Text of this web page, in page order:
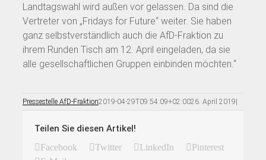
Landtagswahl wird außen vor gelassen. Da sind die
Vertreter von „Fridays for Future“ weiter. Sie haben
ganz selbstverständlich auch die AfD-Fraktion zu
ihrem Runden Tisch am 12. April eingeladen, da sie
alle gesellschaftlichen Gruppen einbinden möchten.“
Pressestelle AfD-Fraktion2019-04-29T09:54:09+02:0026. April 2019|
Teilen Sie diesen Artikel!
Facebook Twitter LinkedIn
Pinterest